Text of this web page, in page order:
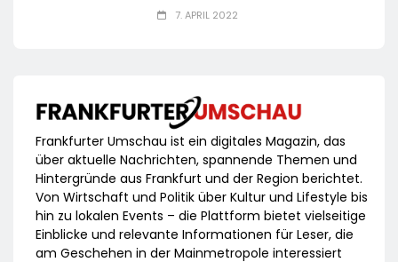
7. APRIL 2022
Frankfurter Umschau ist ein digitales Magazin, das
über aktuelle Nachrichten, spannende Themen und
Hintergründe aus Frankfurt und der Region berichtet.
Von Wirtschaft und Politik über Kultur und Lifestyle bis
hin zu lokalen Events – die Plattform bietet vielseitige
Einblicke und relevante Informationen für Leser, die
am Geschehen in der Mainmetropole interessiert